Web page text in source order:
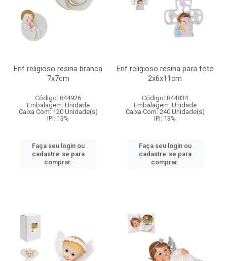
Enf religioso resina branca
7x7cm
Código: 844926
Embalagem: Unidade
Caixa Com: 120 Unidade(s)
IPI: 13%
Faça seu login ou
cadastre-se para
comprar.
Enf religioso resina para foto
2x6x11cm
Código: 844834
Embalagem: Unidade
Caixa Com: 240 Unidade(s)
IPI: 13%
Faça seu login ou
cadastre-se para
comprar.